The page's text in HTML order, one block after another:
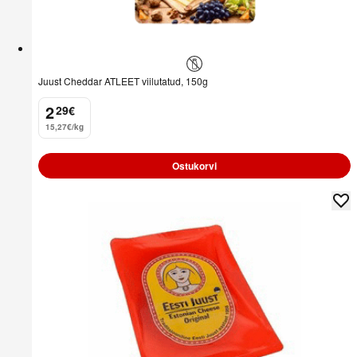
Juust Cheddar ATLEET viilutatud, 150g
2
. 29€
15,27€/kg
Ostukorvi